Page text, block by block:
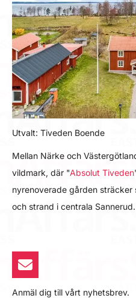
Utvalt: Tiveden Boende
Mellan Närke och
vildmark, där "Absolut Tiveden
nyrenoverade gården sträcker
och strand i centrala Sannerud.
Anmäl dig till vårt nyhetsbrev.